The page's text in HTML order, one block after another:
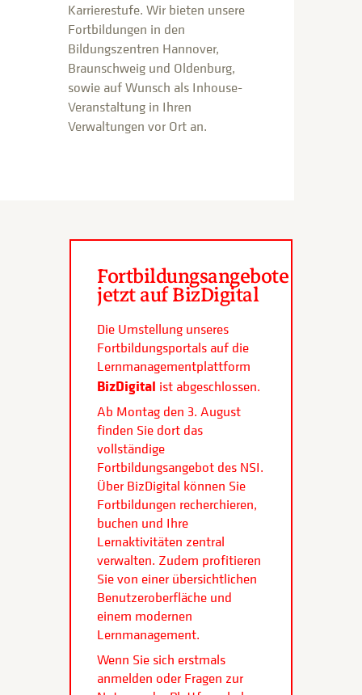
Karrierestufe. Wir bieten unsere
Fortbildungen in den
Bildungszentren Hannover,
Braunschweig und Oldenburg,
sowie auf Wunsch als Inhouse-
Veranstaltung in Ihren
Verwaltungen vor Ort an.
Fortbildungsangebote
jetzt auf BizDigital
Die Umstellung unseres
Fortbildungsportals auf die
Lernmanagementplattform
BizDigital ist abgeschlossen.
Ab Montag den 3. August
finden Sie dort das
vollständige
Fortbildungsangebot des NSI.
Über BizDigital können Sie
Fortbildungen recherchieren,
buchen und Ihre
Lernaktivitäten zentral
verwalten. Zudem profitieren
Sie von einer übersichtlichen
Benutzeroberfläche und
einem modernen
Lernmanagement.
Wenn Sie sich erstmals
anmelden oder Fragen zur